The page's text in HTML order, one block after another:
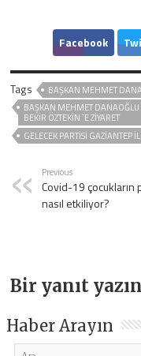
Facebook
Tags
BAŞKAN MEHMET
BAŞKAN MEHMET DANAOĞLU
BEKIR ÖZTEKIN `E ZIYARET
GELECEK PARTISI GAZIANTEP
Previous
Covid-19 çocukların
nasıl etkiliyor?
Bir yanıt yazın
Haber Arayın